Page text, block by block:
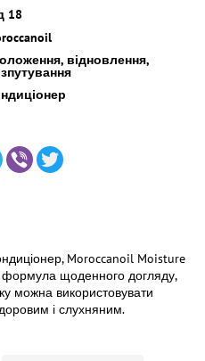
18
відновлення,
Moroccanoil Moisture
щоденного догляду,
можна використовувати
і слухняним.